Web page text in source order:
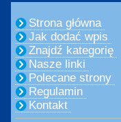
Strona główna
Jak dodać wpis
Znajdź kategorię
Nasze linki
Polecane strony
Regulamin
Kontakt